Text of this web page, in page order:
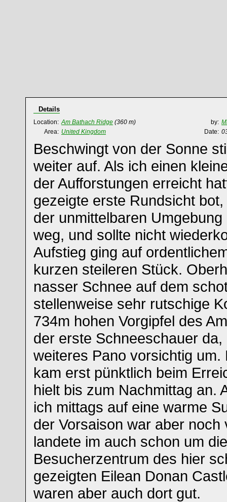
Details
Location: Am Bathach Ridge (360 m) by:
Area: United Kingdom Date:
Beschwingt von der Sonne
weiter auf. Als ich einen
der Aufforstungen erreicht
gezeigte erste Rundsicht
der unmittelbaren
weg, und sollte nicht
Aufstieg ging auf
kurzen steileren Stück.
nasser Schnee auf dem
stellenweise sehr rutschige
734m hohen Vorgipfel des
der erste Schneeschauer
weiteres Pano vorsichtig
kam erst pünktlich beim
hielt bis zum Nachmittag an.
ich mittags auf eine warme
der Vorsaison war aber noch
landete im auch schon um
Besucherzentrum des hier
gezeigten Eilean Donan
waren aber auch dort gut.